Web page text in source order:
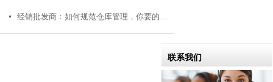
넷 经销批发商：如何规范仓库管理，你要的在这里！
联系我们